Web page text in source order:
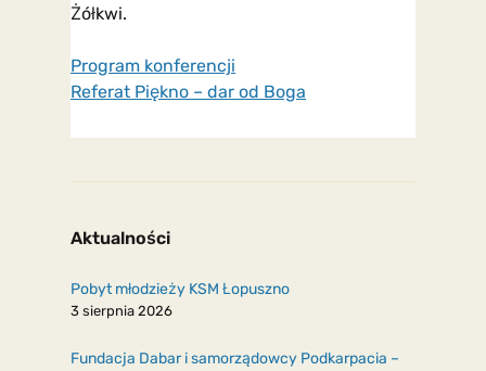
Żółkwi.
Program konferencji
Referat Piękno – dar od Boga
Aktualności
Pobyt młodzieży KSM Łopuszno
3 sierpnia 2026
Fundacja Dabar i samorządowcy Podkarpacia –